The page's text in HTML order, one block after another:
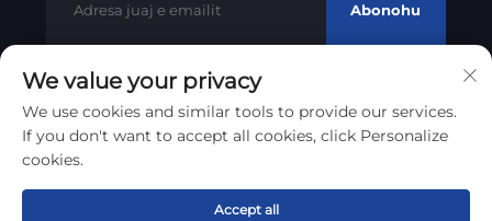
Abonohu
Të drejta të autorit © 2012 - 2023 Litong Cable Technology
Co., Ltd
Politika e Privatësisë
Rrotullo lart
We value your privacy
We use cookies and similar tools to provide our services.
If you don't want to accept all cookies, click Personalize
cookies.
Accept all